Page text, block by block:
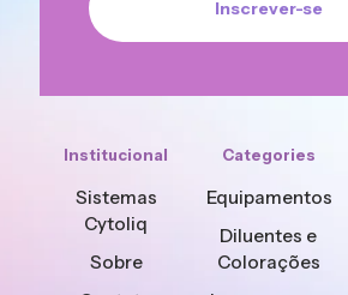
Institucional
Sistemas
Cytoliq
Sobre
Categories
Equipamentos
Diluentes e
Colorações